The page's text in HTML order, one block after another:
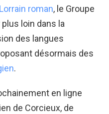
roman, le Groupe
plus loin dans la
des langues
désormais des
.
en ligne
de Corcieux, de